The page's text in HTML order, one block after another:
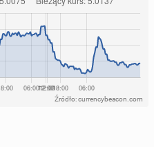
Źródło: currencybeacon.com